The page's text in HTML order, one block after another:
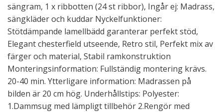
sängram, 1 x ribbotten (24 st ribbor), Ingår ej: Madrass,
sängkläder och kuddar Nyckelfunktioner:
Stötdämpande lamellbädd garanterar perfekt stöd,
Elegant chesterfield utseende, Retro stil, Perfekt mix av
färger och material, Stabil ramkonstruktion
Monteringsinformation: Fullständig montering krävs.
20-40 min. Ytterligare information: Madrassen på
bilden är 20 cm hög. Underhållstips: Polyester:
1.Dammsug med lämpligt tillbehör 2.Rengör med